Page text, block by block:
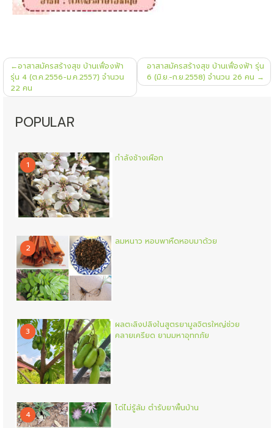
แนะแนว
เรื่อง
อาสาสมัครสร้างสุข บ้านเฟื่องฟ้า
รุ่น 4 (ต.ค.2556-ม.ค.2557) จำนวน
22 คน
อาสาสมัครสร้างสุข บ้านเฟื่องฟ้า รุ่น
6 (มิ.ย.-ก.ย.2558) จำนวน 26 คน
POPULAR
1
กำลังช้างเผือก
2
ลมหนาว หอบพาหืดหอบมาด้วย
3
ผลตะลิงปลิงในสูตรยามูลจิตรใหญ่ช่วย
คลายเครียด ยามมหาอุทกภัย
4
โด่ไม่รู้ล้ม ตำรับยาพื้นบ้าน